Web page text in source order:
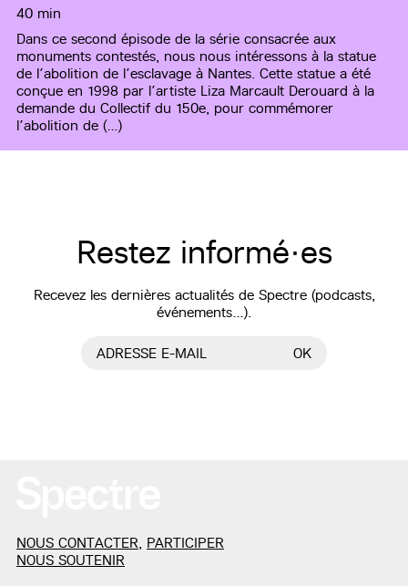
40 min
Dans ce second épisode de la série consacrée aux
monuments contestés, nous nous intéressons à la statue
de l’abolition de l’esclavage à Nantes. Cette statue a été
conçue en 1998 par l’artiste Liza Marcault Derouard à la
demande du Collectif du 150e, pour commémorer
l’abolition de (…)
Restez informé·es
Recevez les dernières actualités de Spectre (podcasts,
événements…).
ADRESSE E-MAIL OK
NOUS CONTACTER, PARTICIPER
NOUS SOUTENIR